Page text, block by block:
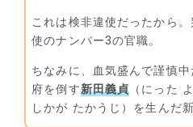
これは検非違使だったから
使のナンバー3の官職。
ちなみに、血気盛んで謹慎
府を倒す新田義貞 （にった
しかが たかうじ）を生んだ